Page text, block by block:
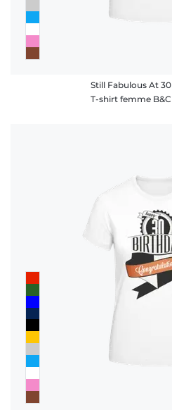
Still Fabulous At 30
T-shirt femme B&C